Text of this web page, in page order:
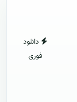
دانلود
فوری